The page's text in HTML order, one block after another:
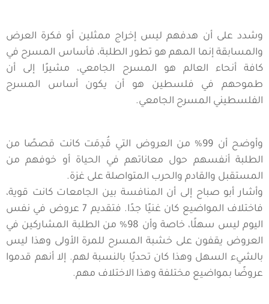
وشدد على أن هدفهم ليس إخراج ممثلين أو فكرة العرض
والمسابقة إنما المهم هو تطور الطلبة، فأساس المسرح في
كافة أنحاء العالم هو المسرح الجامعي، مشيرًا إلى أن
طموحهم في فلسطين هو أن يكون أساس المسرح
الفلسطيني المسرح الجامعي.
وأوضح أن 99% من العروض التي قُدِمَت كانت قصصًا من
الطلبة أنفسهم حول معاناتهم في الحياة أو خوفهم من
المستقبل والقادم والحرب المتواصلة على غزة.
وأشار أبو صباح إلى أن المنافسة بين الجامعات كانت قوية،
فاختلاف المواضيع كان غنيًا جدًا. فتقديم 7 عروض في نفس
اليوم ليس سهلًا، خاصة وأن 98% من الطلبة المشاركين في
العروض يقفون على خشبة المسرح للمرة الأولى وهذا ليس
بالشيء السهل وهذا كان تحديًا بالنسبة لهم. إلا أنهم قدموا
عروضًا بمواضيع مختلفة وهذا الاختلاف مهم.